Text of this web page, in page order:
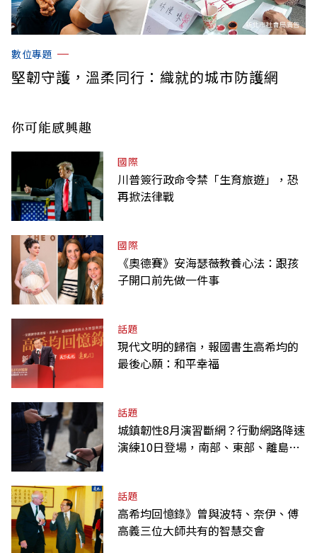
數位專題
堅韌守護，溫柔同行：織就的城市防護網
你可能感興趣
國際
川普簽行政命令禁「生育旅遊」，恐
再掀法律戰
國際
《奧德賽》安海瑟薇教養心法：跟孩
子開口前先做一件事
話題
現代文明的歸宿，報國書生高希均的
最後心願：和平幸福
話題
城鎮韌性8月演習斷網？行動網路降速
演練10日登場，南部、東部、離島為
話題
高希均回憶錄》曾與波特、奈伊、傅
高義三位大師共有的智慧交會